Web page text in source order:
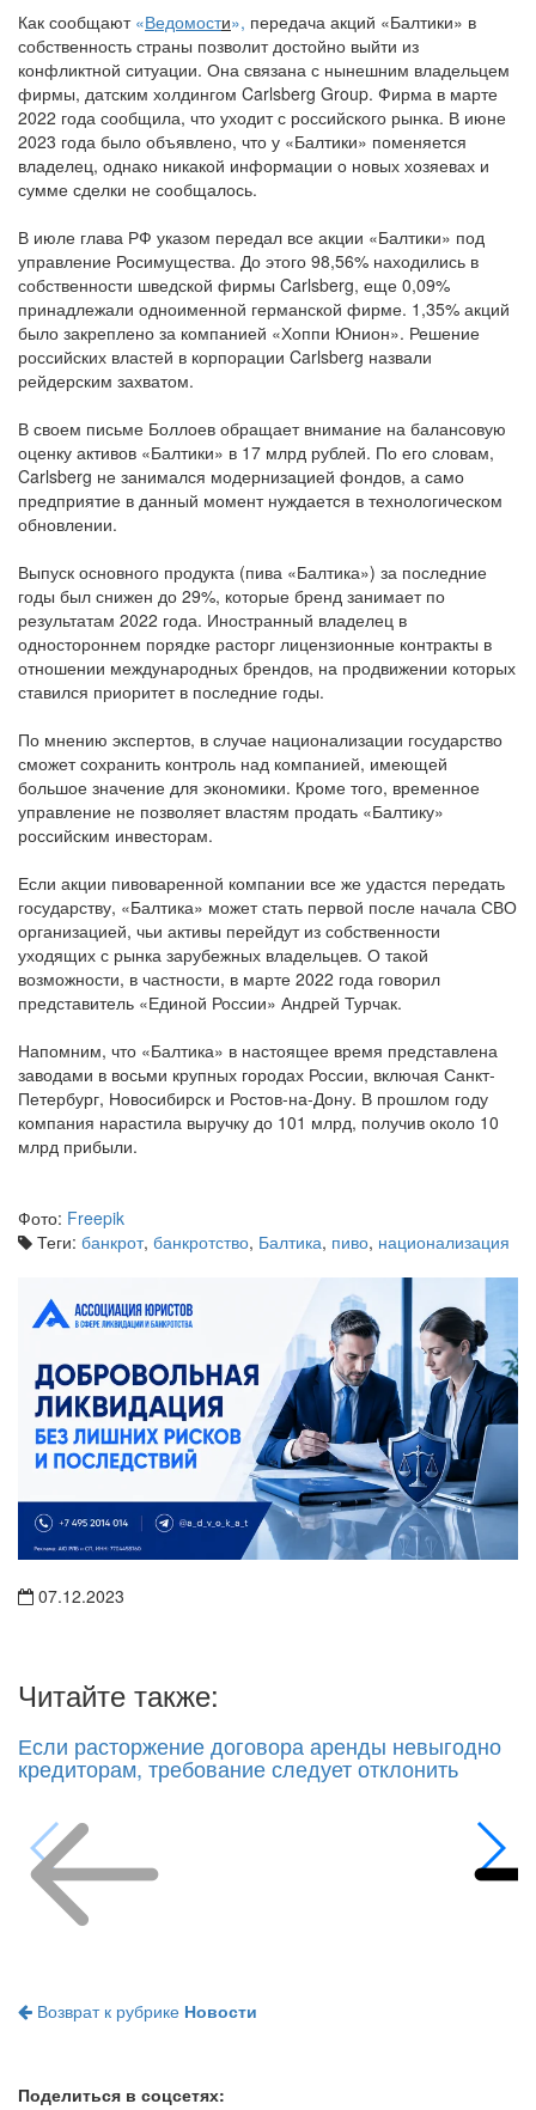
Как сообщают «Ведомости», передача акций «Балтики» в
собственность страны позволит достойно выйти из
конфликтной ситуации. Она связана с нынешним владельцем
фирмы, датским холдингом Carlsberg Group. Фирма в марте
2022 года сообщила, что уходит с российского рынка. В июне
2023 года было объявлено, что у «Балтики» поменяется
владелец, однако никакой информации о новых хозяевах и
сумме сделки не сообщалось.
В июле глава РФ указом передал все акции «Балтики» под
управление Росимущества. До этого 98,56% находились в
собственности шведской фирмы Carlsberg, еще 0,09%
принадлежали одноименной германской фирме. 1,35% акций
было закреплено за компанией «Хоппи Юнион». Решение
российских властей в корпорации Carlsberg назвали
рейдерским захватом.
В своем письме Боллоев обращает внимание на балансовую
оценку активов «Балтики» в 17 млрд рублей. По его словам,
Carlsberg не занимался модернизацией фондов, а само
предприятие в данный момент нуждается в технологическом
обновлении.
Выпуск основного продукта (пива «Балтика») за последние
годы был снижен до 29%, которые бренд занимает по
результатам 2022 года. Иностранный владелец в
одностороннем порядке расторг лицензионные контракты в
отношении международных брендов, на продвижении которых
ставился приоритет в последние годы.
По мнению экспертов, в случае национализации государство
сможет сохранить контроль над компанией, имеющей
большое значение для экономики. Кроме того, временное
управление не позволяет властям продать «Балтику»
российским инвесторам.
Если акции пивоваренной компании все же удастся передать
государству, «Балтика» может стать первой после начала СВО
организацией, чьи активы перейдут из собственности
уходящих с рынка зарубежных владельцев. О такой
возможности, в частности, в марте 2022 года говорил
представитель «Единой России» Андрей Турчак.
Напомним, что «Балтика» в настоящее время представлена
заводами в восьми крупных городах России, включая Санкт-
Петербург, Новосибирск и Ростов-на-Дону. В прошлом году
компания нарастила выручку до 101 млрд, получив около 10
млрд прибыли.
Фото: Freepik
Теги: банкрот, банкротство, Балтика, пиво, национализация
07.12.2023
Читайте также:
Если расторжение договора аренды невыгодно
кредиторам, требование следует отклонить
Возврат к рубрике Новости
Поделиться в соцсетях: